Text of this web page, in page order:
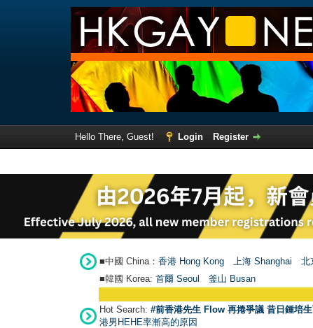
Hello There, Guest! Login
Register
■中國 China： 香港 Hong Kong 上海 Shanghai 北
■韓國 Korea: 首爾 Seou 釜山 Busan
Hot Search: #前香港先生 Flow 再捲爭議 昔日鍾培
港男HEHE率漸高的原因